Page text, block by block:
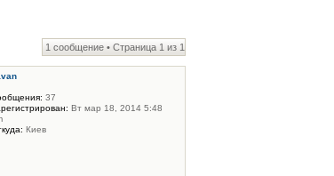
1 сообщение • Страница 1 из 1
37
Вт мар 18, 2014 5:48
Киев